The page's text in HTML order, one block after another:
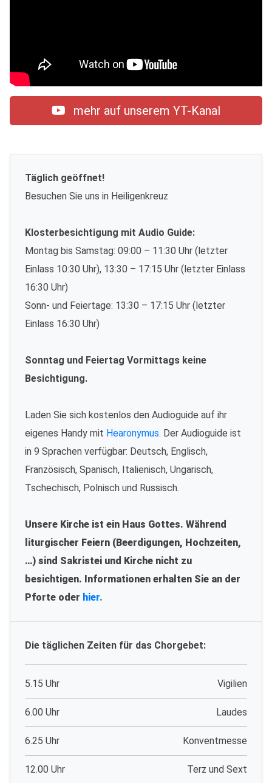
mehr auf unserem YT-Kanal
Täglich geöffnet!
Besuchen Sie uns in Heiligenkreuz
Klosterbesichtigung mit Audio Guide:
Montag bis Samstag: 09:00 – 11:30 Uhr (letzter
Einlass 10:30 Uhr), 13:30 – 17:15 Uhr (letzter Einlass
16:30 Uhr)
Sonn- und Feiertage: 13:30 – 17:15 Uhr (letzter
Einlass 16:30 Uhr)
Sonntag und Feiertag Vormittags keine
Besichtigung.
Laden Sie sich kostenlos den Audioguide auf ihr
eigenes Handy mit Hearonymus. Der Audioguide ist
in 9 Sprachen verfügbar: Deutsch, Englisch,
Französisch, Spanisch, Italienisch, Ungarisch,
Tschechisch, Polnisch und Russisch.
Unsere Kirche ist ein Haus Gottes. Während
liturgischer Feiern (Beerdigungen, Hochzeiten,
…) sind Sakristei und Kirche nicht zu
besichtigen. Informationen erhalten Sie an der
Pforte oder hier.
Die täglichen Zeiten für das Chorgebet:
5.15 Uhr Vigilien
6.00 Uhr Laudes
6.25 Uhr Konventmesse
12.00 Uhr Terz und Sext